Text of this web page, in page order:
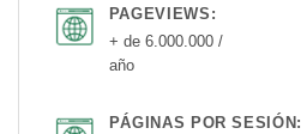
PAGEVIEWS:
+ de 6.000.000 /
año
PÁGINAS POR SESIÓN: